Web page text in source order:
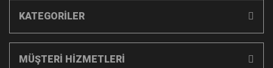
KATEGORİLER
MÜŞTERİ HİZMETLERİ